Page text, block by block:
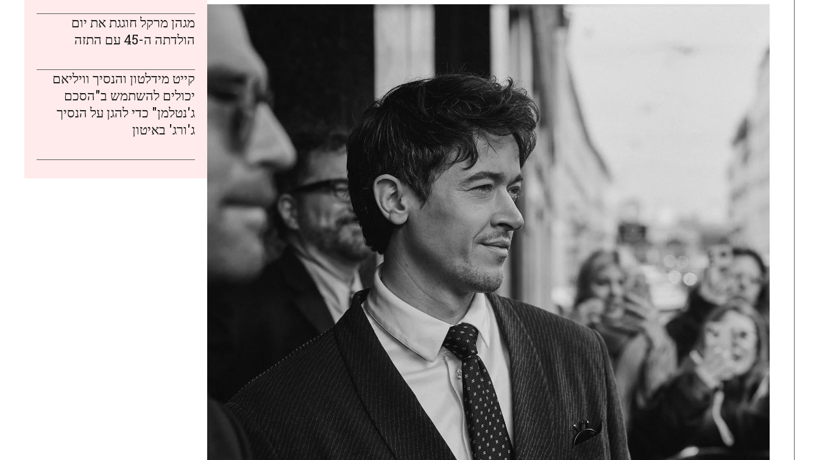
מגהן מרקל חוגגת את יום
הולדתה ה-45 עם התזה
קייט מידלטון והנסיך וויליאם
יכולים להשתמש ב"הסכם
ג'נטלמן" כדי להגן על הנסיך
ג'ורג' באיטון